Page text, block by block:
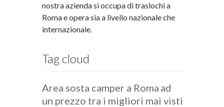
nostra azienda si occupa di traslochi a
Roma e opera sia a livello nazionale che
internazionale.
Tag cloud
Area sosta camper a Roma ad
un prezzo tra i migliori mai visti